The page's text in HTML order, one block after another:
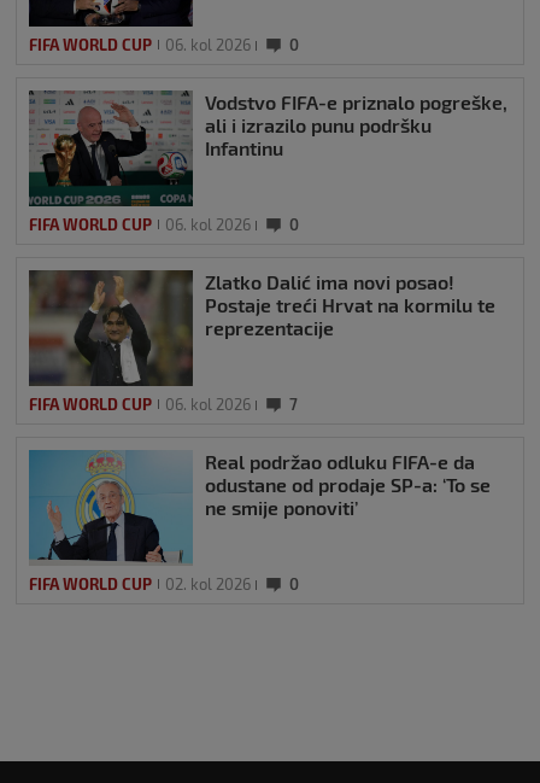
FIFA WORLD CUP 06. kol 2026 0
Vodstvo FIFA-e priznalo pogreške,
ali i izrazilo punu podršku
Infantinu
FIFA WORLD CUP 06. kol 2026 0
Zlatko Dalić ima novi posao!
Postaje treći Hrvat na kormilu te
reprezentacije
FIFA WORLD CUP 06. kol 2026 7
Real podržao odluku FIFA-e da
odustane od prodaje SP-a: ‘To se
ne smije ponoviti’
FIFA WORLD CUP 02. kol 2026 0